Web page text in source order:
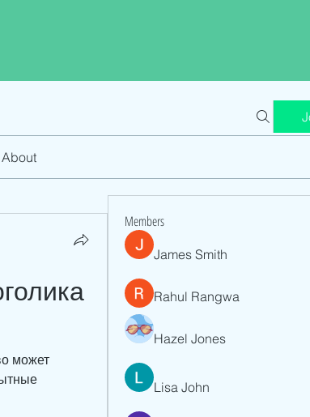
About
может
Members
James Smith
Rahul Rangwa
Hazel Jones
Lisa John